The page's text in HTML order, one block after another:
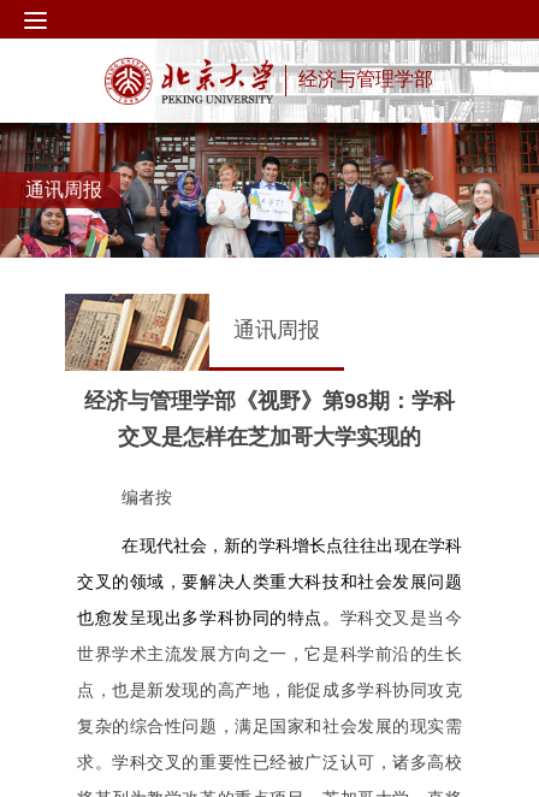
经济与管理学部
通讯周报
通讯周报
经济与管理学部《视野》第98期：学科
交叉是怎样在芝加哥大学实现的
编者按
在现代社会，新的学科增长点往往出现在学科
交叉的领域，要解决人类重大科技和社会发展问题
也愈发呈现出多学科协同的特点。 学科交叉是当今
世界学术主流发展方向之一，它是科学前沿的生长
点，也是新发现的高产地，能促成多学科协同攻克
复杂的综合性问题，满足国家和社会发展的现实需
求。学科交叉的重要性已经被广泛认可，诸多高校